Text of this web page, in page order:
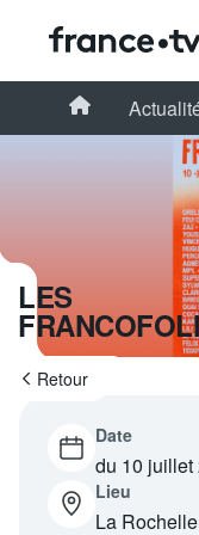
Rechercher
Creators
À la une
Participer et assister
À votre écoute
Productions et
Accueil
Retour
LES
Date
du 10
Lieu
La Rochelle